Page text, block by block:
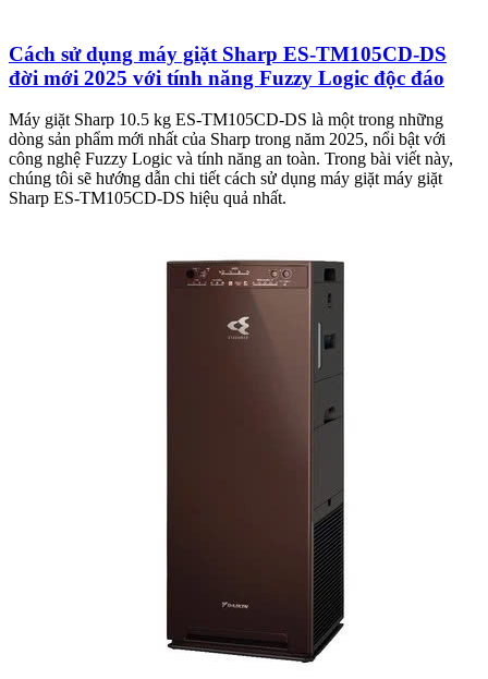
Cách sử dụng máy giặt Sharp ES-TM105CD-DS
đời mới 2025 với tính năng Fuzzy Logic độc đáo
Máy giặt Sharp 10.5 kg ES-TM105CD-DS là một trong những
dòng sản phẩm mới nhất của Sharp trong năm 2025, nổi bật với
công nghệ Fuzzy Logic và tính năng an toàn. Trong bài viết này,
chúng tôi sẽ hướng dẫn chi tiết cách sử dụng máy giặt máy giặt
Sharp ES-TM105CD-DS hiệu quả nhất.